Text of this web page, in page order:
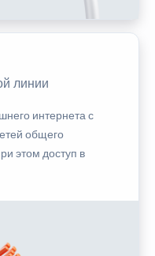
линии
интернета с
общего
этом доступ в